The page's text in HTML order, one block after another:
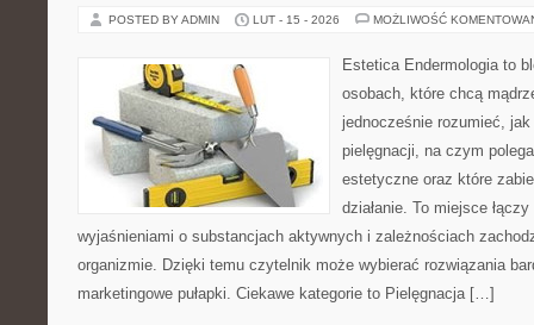
POSTED BY ADMIN LUT - 15 - 2026 MOŻLIWOŚĆ
Estetica Endermologia to
osobach, które chcą
jednocześnie rozumieć, jak
pielęgnacji, na czym
estetyczne oraz które
działanie. To miejsce
wyjaśnieniami o substancjach aktywnych i zależnościach
organizmie. Dzięki temu czytelnik może wybierać rozwiązania
marketingowe pułapki. Ciekawe kategorie to Pielęgnacja […]